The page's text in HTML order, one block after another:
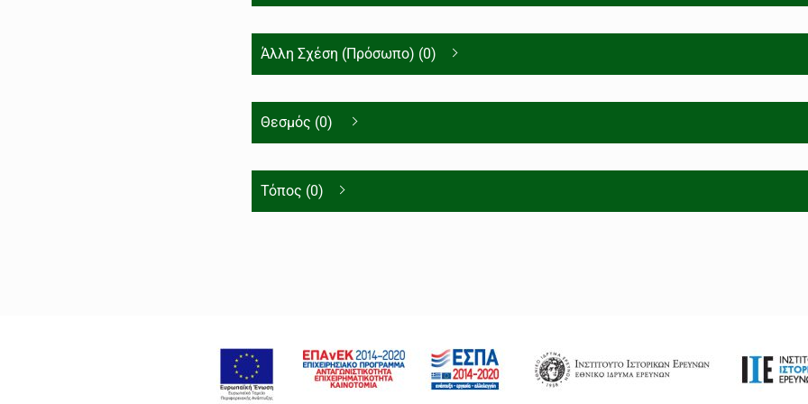
Άλλη Σχέση (Πρόσωπο) (0)
Θεσμός (0)
Τόπος (0)